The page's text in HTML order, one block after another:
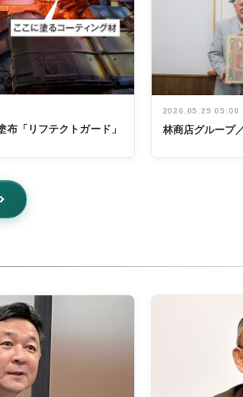
「リフテクトガード」
2026.05.29 05:00
林商店グループ